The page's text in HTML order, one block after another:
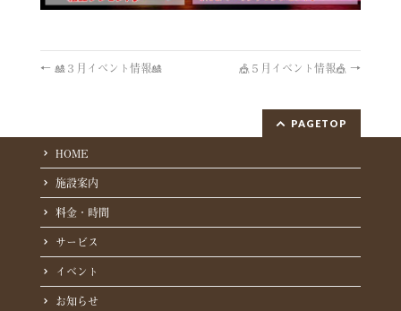
← 🎎３月イベント情報🎎 🎪５月イベント情報🎪 →
PAGETOP
HOME
施設案内
料金・時間
サービス
イベント
お知らせ